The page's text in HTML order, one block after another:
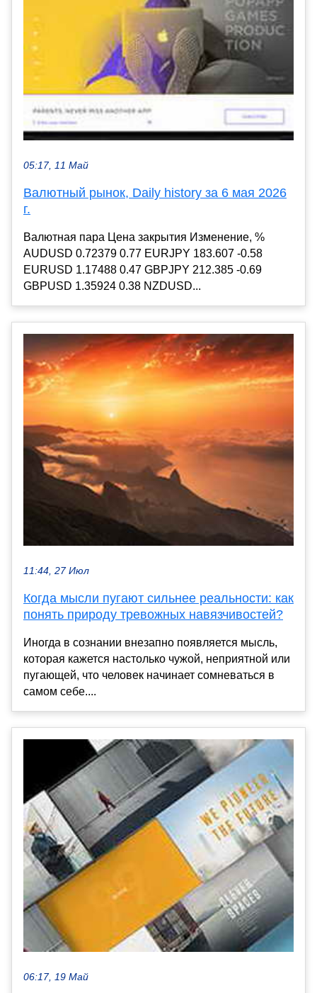
05:17, 11 Май
Валютный рынок, Daily history за 6 мая 2026
г.
Валютная пара Цена закрытия Изменение, %
AUDUSD 0.72379 0.77 EURJPY 183.607 -0.58
EURUSD 1.17488 0.47 GBPJPY 212.385 -0.69
GBPUSD 1.35924 0.38 NZDUSD...
11:44, 27 Июл
Когда мысли пугают сильнее реальности: как
понять природу тревожных навязчивостей?
Иногда в сознании внезапно появляется мысль,
которая кажется настолько чужой, неприятной или
пугающей, что человек начинает сомневаться в
самом себе....
06:17, 19 Май